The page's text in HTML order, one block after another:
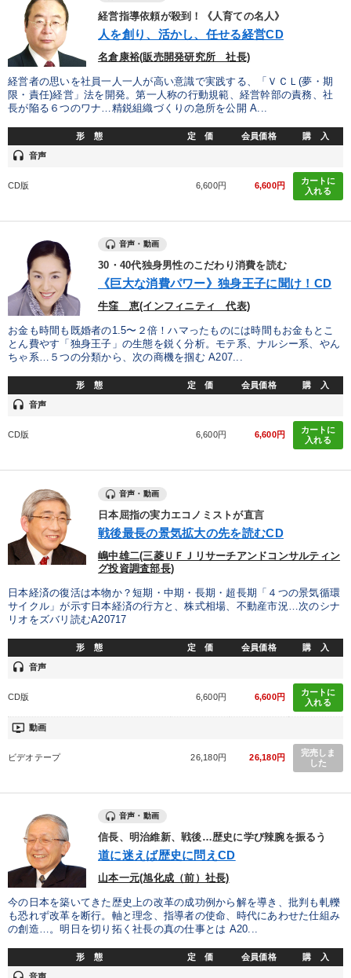
IT・サービス・金融業 コンサルタント 専門家
キーワード
井上和弘 広報・PR 交渉 資産保全 トレンド
プロ経営者
※「更新」を押すと「テーマ」「キーワード」を更新いただけます。
全国経営者セミナー収録物以外の経営教材（全762タイトル）からお探
しいただけます
カテゴリー
全国経営者セミナー収録〈売れ筋・人気〉音声＆動画20選
全国経営者セミナー収録〈売れ筋・人気ランキング〉＆新刊・好
評講話
2025年春季全国経営者セミナー収録講演ＣＤ・講演ＤＶＤ・デジ
タル版（音声／動画ストリーミング・ダウンロード）
2025年夏季全国経営者セミナー収録講演ＣＤ・講演ＤＶＤ・デジ
経済・景気・相場予測 社員が自律的に動き出す組織づくり
マーケティング 《強い財務を実践する経営者》講話４選
最新刊・戦略参謀ChatGPT実戦法と中小企業のDXと講話ご案内
組織と人を動かすマネジメント力を磨く
目的別
財務・数字力の向上 社員研修を行いたい
キーワード
コミュニケーション 後継者 ビジネスモデル 営業
ランチェスター戦略 対談・座談会
経営指導依頼が殺到！《人育ての名人》
人を創り、活かし、任せる経営CD
名倉康裕(販売開発研究所 社長)
経営者の思いを社員一人一人が高い意識で実践する、「ＶＣＬ(夢・期
限・責任)経営」法を開発。第一人称の行動規範、経営幹部の責務、社
長が陥る６つのワナ…精鋭組織づくりの急所を公開 A...
形 態 定 価 会員価格 購 入
headset 音声
CD版 6,600円 6,600円
カートに
入れる
音声・動画
30・40代独身男性のこだわり消費を読む
《巨大な消費パワー》独身王子に聞け！CD
牛窪 恵(インフィニティ 代表)
お金も時間も既婚者の1.5〜２倍！ハマったものには時間もお金もとこ
とん費やす「独身王子」の生態を鋭く分析。モテ系、ナルシー系、やん
ちゃ系…５つの分類から、次の商機を掴む A207...
形 態 定 価 会員価格 購 入
headset 音声
CD版 6,600円 6,600円
カートに
入れる
音声・動画
日本屈指の実力エコノミストが直言
戦後最長の景気拡大の先を読むCD
嶋中雄二(三菱ＵＦＪリサーチアンドコンサルティン
グ投資調査部長)
日本経済の復活は本物か？短期・中期・長期・超長期「４つの景気循環
サイクル」が示す日本経済の行方と、株式相場、不動産市況…次のシナ
リオをズバリ読むA20717
形 態 定 価 会員価格 購 入
headset 音声
CD版 6,600円 6,600円
カートに
入れる
ondemand_video 動画
ビデオテープ 26,180円 26,180円
完売しま
した
音声・動画
信長、明治維新、戦後…歴史に学び辣腕を振るう
道に迷えば歴史に問えCD
山本一元(旭化成（前）社長)
今の日本を築いてきた歴史上の改革の成功例から解を導き、批判も軋轢
も恐れず改革を断行。軸と理念、指導者の使命、時代にあわせた仕組み
の創造…。明日を切り拓く社長の真の仕事とは A20...
形 態 定 価 会員価格 購 入